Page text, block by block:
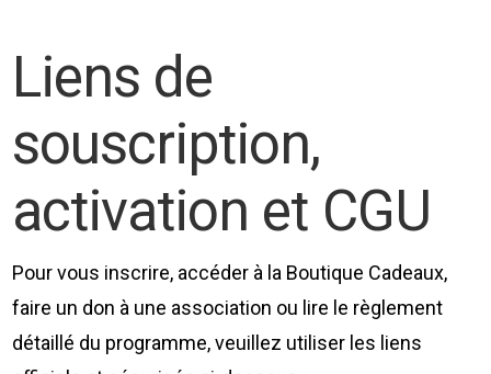
Liens de
souscription,
activation et CGU
Pour vous inscrire, accéder à la Boutique Cadeaux,
faire un don à une association ou lire le règlement
détaillé du programme, veuillez utiliser les liens